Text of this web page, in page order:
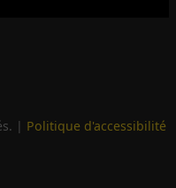
| Politique d'accessibilité